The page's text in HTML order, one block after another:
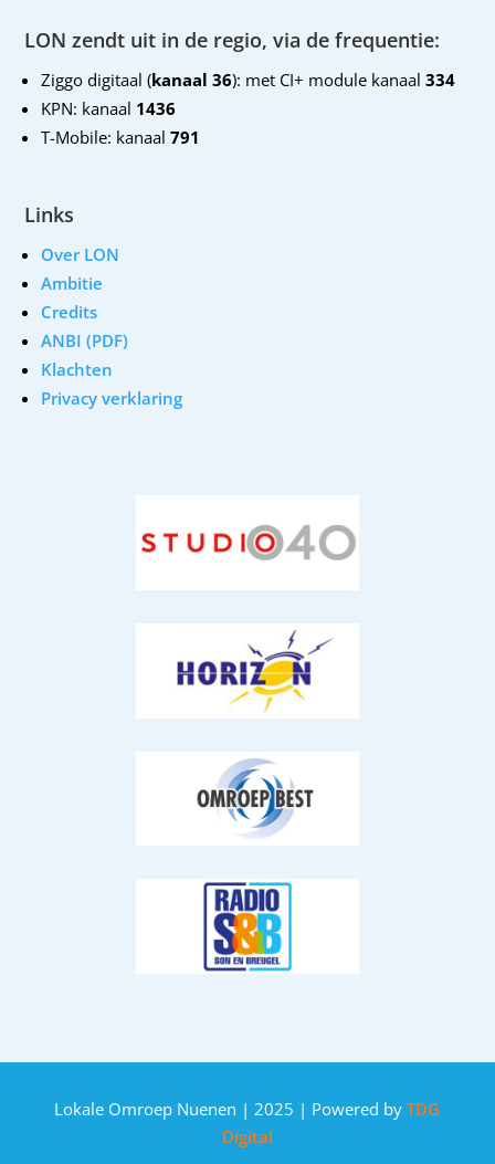
LON zendt uit in de regio, via de frequentie:
Ziggo digitaal (kanaal 36): met CI+ module kanaal 334
KPN: kanaal 1436
T-Mobile: kanaal791
Links
Over LON
Ambitie
Credits
ANBI (PDF)
Klachten
Privacy verklaring
Lokale Omroep Nuenen | 2025 | Powered by TDG
Digital